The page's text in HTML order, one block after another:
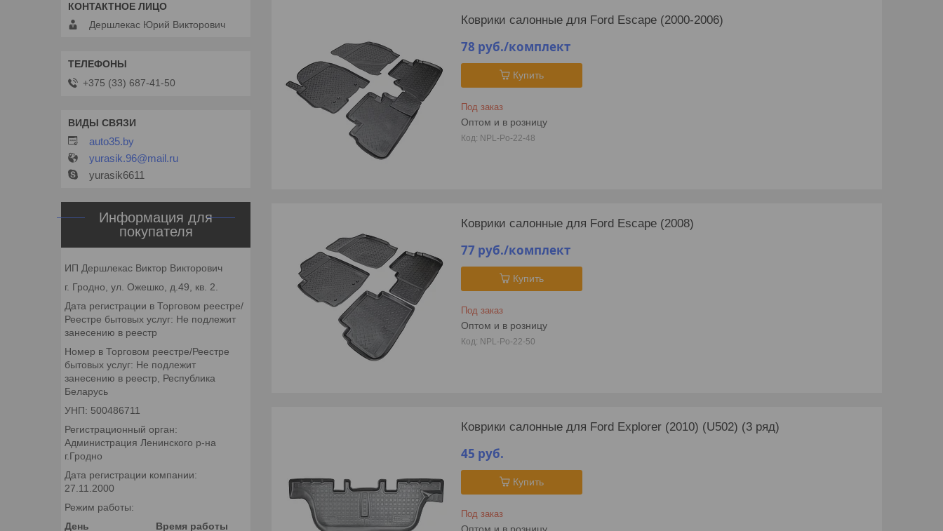
Коврики салонные для Ford Escape (2000-2006)
78 руб./комплект
Купить
Под заказ
Оптом и в розницу
NPL-Po-22-48
Коврики салонные для Ford Escape (2008)
77 руб./комплект
Купить
Под заказ
Оптом и в розницу
NPL-Po-22-50
Коврики салонные для Ford Explorer (2010) (U502) (3 ряд)
45 руб.
Купить
Под заказ
Дершлекас Юрий Викторович
+375 (33) 687-41-50
auto35.by
yurasik.96@mail.ru
yurasik6611
Информация для
покупателя
ИП Дершлекас Виктор Викторович
г. Гродно, ул. Ожешко, д.49, кв. 2.
Дата регистрации в Торговом реестре/
Реестре бытовых услуг: Не подлежит
занесению в реестр
Номер в Торговом реестре/Реестре
бытовых услуг: Не подлежит
занесению в реестр, Республика
Беларусь
УНП: 500486711
Регистрационный орган:
Администрация Ленинского р-на
г.Гродно
Дата регистрации компании:
27.11.2000
Режим работы:
День
Время работы